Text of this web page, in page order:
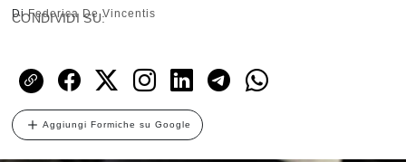
DiFederica De Vincentis
CONDIVIDI SU:
Aggiungi Formiche su Google